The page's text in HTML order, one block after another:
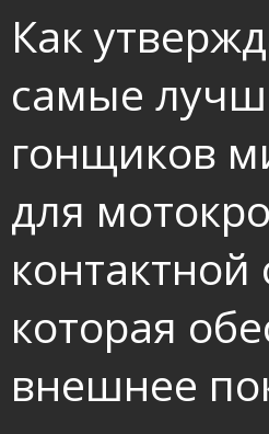
Как
самые
гонщиков
для
которая
внешнее